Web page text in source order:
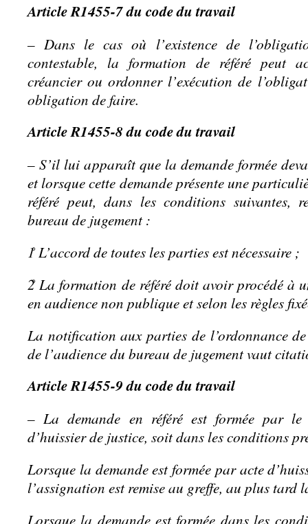
Article R1455-7 du code du travail
– Dans le cas où l’existence de
contestable, la formation de référé peut
créancier ou ordonner l’exécution de
obligation de faire.
Article R1455-8 du code du travail
– S’il lui apparaît que la demande formée
et lorsque cette demande présente une
référé peut, dans les conditions suivantes,
bureau de jugement :
1̊ L’accord de toutes les parties est nécessaire ;
2̊ La formation de référé doit avoir procédé à
en audience non publique et selon les règles
La notification aux parties de l’ordonnance
de l’audience du bureau de jugement vaut
Article R1455-9 du code du travail
– La demande en référé est formée par
d’huissier de justice, soit dans les conditions
Lorsque la demande est formée par acte
l’assignation est remise au greffe, au plus tard
Lorsque la demande est formée dans les